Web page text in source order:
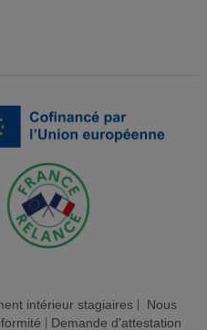
intérieur stagiaires| Nous
Demande d'attestation